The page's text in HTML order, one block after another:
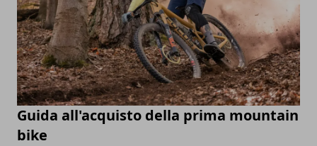
Guida all'acquisto della prima mountain
bike